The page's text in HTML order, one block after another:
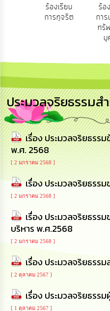
ทรัพยากร
การ
บริหาร
งาน
การ
ส่ง
เสริม
ความ
โปร่งใส
การ
จัด
ซื้อ
จัด
จ้าง
การ
เงิน
การ
คลัง
ร้องเรียน
การทุจริต
ร้อ
กา
ทรั
บุ
ประมวลจริยธรรมส
เรื่อง ประมวลจริยธรร
พ.ศ. 2568
[ 2 มกราคม 2568 ]
เรื่อง ประมวลจริยธรร
[ 2 มกราคม 2568 ]
เรื่อง ประมวลจริยธรร
บริหาร พ.ศ.2568
[ 2 มกราคม 2568 ]
เรื่อง ประมวลจริยธรร
[ 2 ตุลาคม 2567 ]
เรื่อง ประมวลจริยธรร
[ 1 ตุลาคม 2567 ]